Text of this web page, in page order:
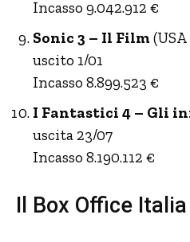
Incasso 9.042.912 €
Sonic 3 – Il Film
uscito 1/01
Incasso 8.899.523 €
I Fantastici 4 – Gli
uscita 23/07
Incasso 8.190.112 €
Il Box Office